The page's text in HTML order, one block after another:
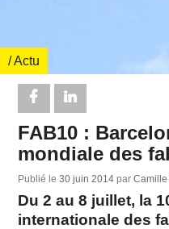
/ Actu
FAB10 :
mondiale des
Publié le30 juin 2014parCamille
Du 2 au 8 juillet, la
internationale des